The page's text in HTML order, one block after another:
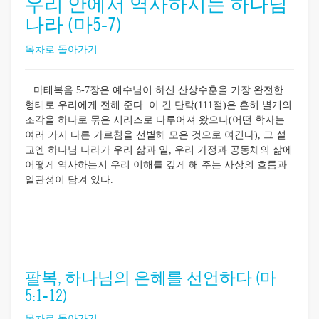
우리 안에서 역사하시는 하나님
나라 (마5-7)
목차로 돌아가기
마태복음 5-7장은 예수님이 하신 산상수훈을 가장 완전한
형태로 우리에게 전해 준다. 이 긴 단락(111절)은 흔히 별개의
조각을 하나로 묶은 시리즈로 다루어져 왔으나(어떤 학자는
여러 가지 다른 가르침을 선별해 모은 것으로 여긴다), 그 설
교엔 하나님 나라가 우리 삶과 일, 우리 가정과 공동체의 삶에
어떻게 역사하는지 우리 이해를 깊게 해 주는 사상의 흐름과
일관성이 담겨 있다.
팔복, 하나님의 은혜를 선언하다 (마
5:1-12)